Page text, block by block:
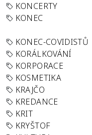
KONCERTY
KONEC
KONEC-COVIDISTŮ
KORÁLKOVÁNÍ
KORPORACE
KOSMETIKA
KRAJČO
KREDANCE
KRIT
KRYŠTOF